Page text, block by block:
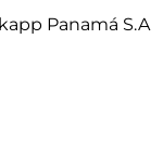
Panamá S.A